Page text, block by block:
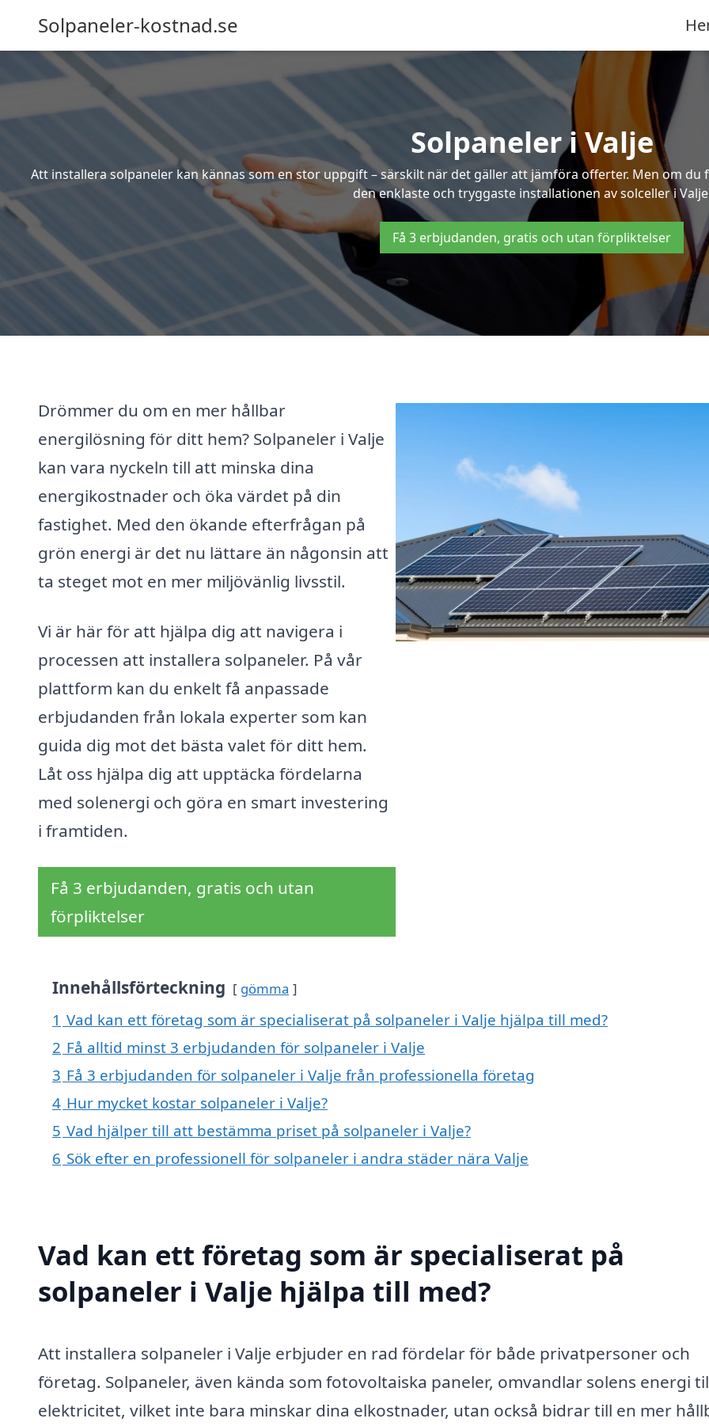
Solpaneler-kostnad.se
Solpaneler i Valje
Att installera solpaneler kan kännas som en stor uppgift – särskilt när det gäller att jämföra offerter. Men om
den enklaste och tryggaste installationen av solceller i
Få 3 erbjudanden, gratis och utan förpliktelser
Drömmer du om en mer hållbar
energilösning för ditt hem? Solpaneler i Valje
kan vara nyckeln till att minska dina
energikostnader och öka värdet på din
fastighet. Med den ökande efterfrågan på
grön energi är det nu lättare än någonsin att
ta steget mot en mer miljövänlig livsstil.
Vi är här för att hjälpa dig att navigera i
processen att installera solpaneler. På vår
plattform kan du enkelt få anpassade
erbjudanden från lokala experter som kan
guida dig mot det bästa valet för ditt hem.
Låt oss hjälpa dig att upptäcka fördelarna
med solenergi och göra en smart investering
i framtiden.
Få 3 erbjudanden, gratis och utan
förpliktelser
Innehållsförteckning gömma
1 Vad kan ett företag som är specialiserat på solpaneler i Valje hjälpa till med?
2 Få alltid minst 3 erbjudanden för solpaneler i Valje
3 Få 3 erbjudanden för solpaneler i Valje från professionella företag
4 Hur mycket kostar solpaneler i Valje?
5 Vad hjälper till att bestämma priset på solpaneler i Valje?
6 Sök efter en professionell för solpaneler i andra städer nära Valje
Vad kan ett företag som är specialiserat på
solpaneler i Valje hjälpa till med?
Att installera solpaneler i Valje erbjuder en rad fördelar för både privatpersoner och
företag. Solpaneler, även kända som fotovoltaiska paneler, omvandlar solens energi
elektricitet, vilket inte bara minskar dina elkostnader, utan också bidrar till en mer